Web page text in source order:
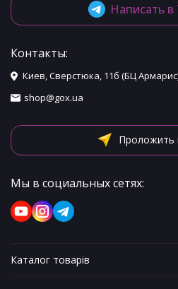
Написать в
Контакты:
Киев, Сверстюка, 11б (БЦ
shop@gox.ua
Проложить
Мы в социальных сетях:
Каталог товарів